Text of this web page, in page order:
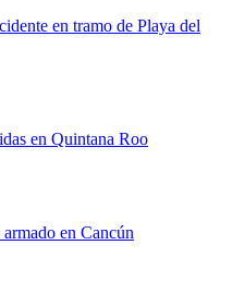
en tramo de Playa del
en Quintana Roo
armado en Cancún